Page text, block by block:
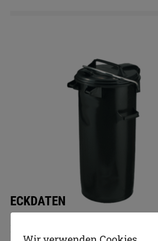
ECKDATEN
Ringeimer KRE 50